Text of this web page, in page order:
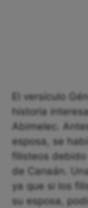
El versículo
historia
Abimelec.
esposa, se
filisteos
de Canaán.
ya que si los
su esposa,